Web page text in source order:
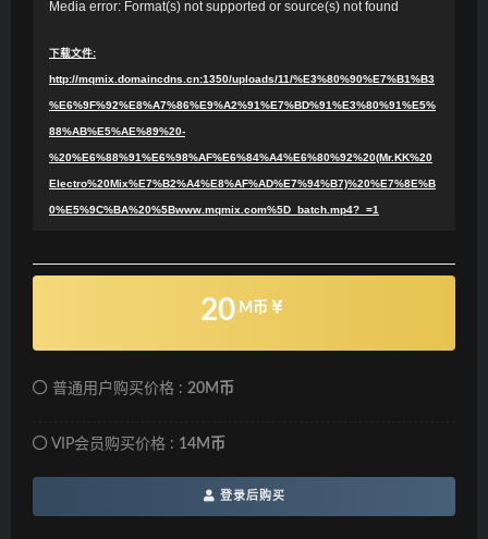
Media error: Format(s) not supported or source(s) not found
下载文件:
http://mqmix.domaincdns.cn:1350/uploads/11/%E3%80%90%E7%B1%B3
%E6%9F%92%E8%A7%86%E9%A2%91%E7%BD%91%E3%80%91%E5%
88%AB%E5%AE%89%20-
%20%E6%88%91%E6%98%AF%E6%84%A4%E6%80%92%20(Mr.KK%20
Electro%20Mix%E7%B2%A4%E8%AF%AD%E7%94%B7)%20%E7%8E%B
0%E5%9C%BA%20%5Bwww.mqmix.com%5D_batch.mp4?_=1
20 M币
普通用户购买价格 : 20M币
VIP会员购买价格 : 14M币
登录后购买